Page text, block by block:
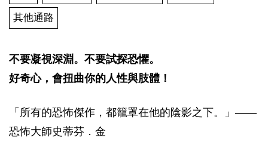
其他通路
不要凝視深淵。不要試探恐懼。
好奇心，會扭曲你的人性與肢體！
「所有的恐怖傑作，都籠罩在他的陰影之下。」――
恐怖大師史蒂芬．金